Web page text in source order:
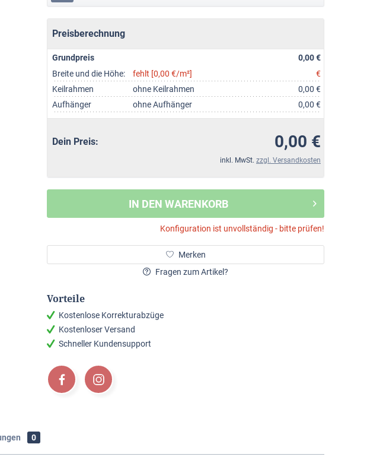
Preisberechnung
Grundpreis
0,00 €
Breite und die Höhe:
fehlt [0,00 €/m²]
€
Keilrahmen
ohne Keilrahmen
0,00 €
Aufhänger
ohne Aufhänger 0,00 €
Dein Preis: 0,00 €
inkl. MwSt. zzgl. Versandkosten
IN DEN WARENKORB
Konfiguration ist unvollständig - bitte prüfen!
Merken
Fragen zum Artikel?
Vorteile
Kostenlose Korrekturabzüge
Kostenloser Versand
Schneller Kundensupport
0